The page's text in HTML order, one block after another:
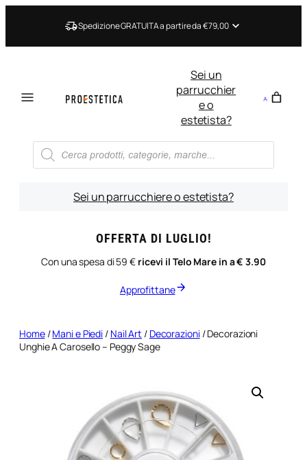
Spedizione GRATUITA a partire da €79,00
Sei un
parrucchier
e o
estetista?
Ricerca
prodotti
Sei un parrucchiere o estetista?
OFFERTA DI LUGLIO!
Con una spesa di 59 € ricevi il Telo Mare in a € 3.90
Approfittane
Home/Mani e Piedi / Nail Art / Decorazioni/ Decorazioni
Unghie A Carosello – Peggy Sage